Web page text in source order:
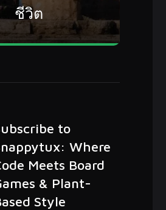
Sign
Up
ชีวิต
to
Where
Meets Board
& Plant-
Style